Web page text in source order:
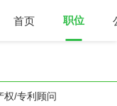
首页 职位